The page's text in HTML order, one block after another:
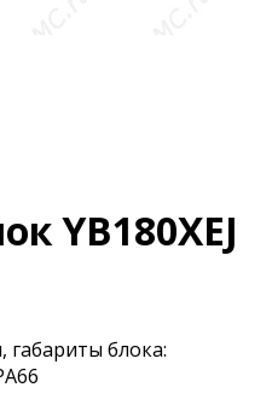
YB180XEJ
блока: